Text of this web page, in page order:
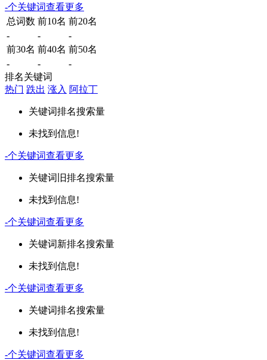
-个关键词查看更多
总词数 前10名 前20名
-
-
-
前30名 前40名 前50名
-
-
-
排名关键词
热门 跌出 涨入 阿拉丁
关键词排名搜索量
未找到信息!
-个关键词查看更多
关键词 旧排名搜索量
未找到信息!
-个关键词查看更多
关键词新排名搜索量
未找到信息!
-个关键词查看更多
关键词排名搜索量
未找到信息!
-个关键词查看更多